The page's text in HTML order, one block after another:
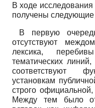
В ходе
получены следующие
В первую
отсутствуют
лексика,
тематических
соответствуют
установкам
строго
Между тем было